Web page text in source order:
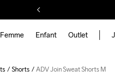
Femme Enfant Outlet
Shorts ADV Join Sweat Shorts M